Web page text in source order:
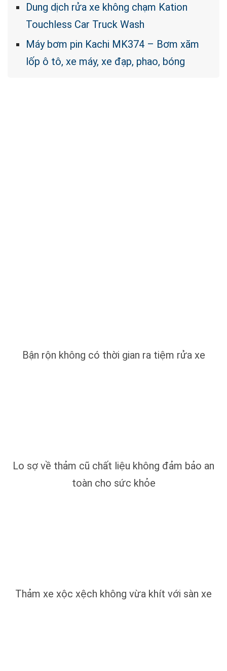
Dung dịch rửa xe không chạm Kation
Touchless Car Truck Wash
Máy bơm pin Kachi MK374 – Bơm xăm
lốp ô tô, xe máy, xe đạp, phao, bóng
Bận rộn không có thời gian ra tiệm rửa xe
Lo sợ về thảm cũ chất liệu không đảm bảo an
toàn cho sức khỏe
Thảm xe xộc xệch không vừa khít với sàn xe